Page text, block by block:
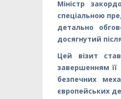
Міністр
спеціальною
детально
досягнутий
Цей візит
завершенням
безпечних
європейських